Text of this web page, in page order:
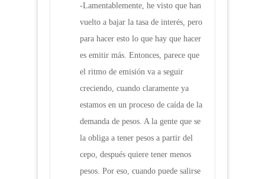
-Lamentablemente, he visto que han
vuelto a bajar la tasa de interés, pero
para hacer esto lo que hay que hacer
es emitir más. Entonces, parece que
el ritmo de emisión va a seguir
creciendo, cuando claramente ya
estamos en un proceso de caída de la
demanda de pesos. A la gente que se
la obliga a tener pesos a partir del
cepo, después quiere tener menos
pesos. Por eso, cuando puede salirse